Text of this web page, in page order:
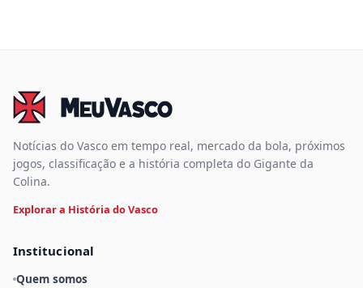
Notícias do Vasco em tempo real, mercado da bola, próximos
jogos, classificação e a história completa do Gigante da
Colina.
Explorar a História do Vasco
Institucional
Quem somos